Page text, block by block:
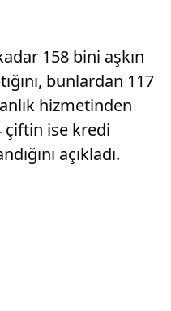
158 bini aşkın
bunlardan 117
hizmetinden
çiftin ise kredi
açıkladı.